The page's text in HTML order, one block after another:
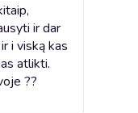
ir dar
i viską kas
atlikti.
??